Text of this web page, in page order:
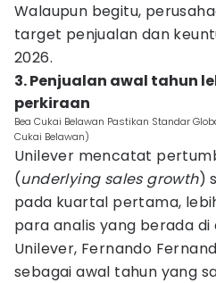
Walaupun begitu,
target penjualan dan
2026.
3. Penjualan awal tahun
perkiraan
Bea Cukai Belawan Pastikan Standar
Cukai Belawan)
Unilever mencatat
(underlying sales growth)
pada kuartal pertama,
para analis yang berada di
Unilever, Fernando
sebagai awal tahun yang